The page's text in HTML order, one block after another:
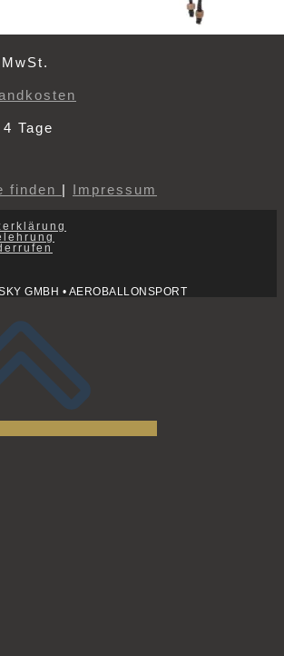
4 Tage
finden | Impressum
GMBH • AEROBALLONSPORT